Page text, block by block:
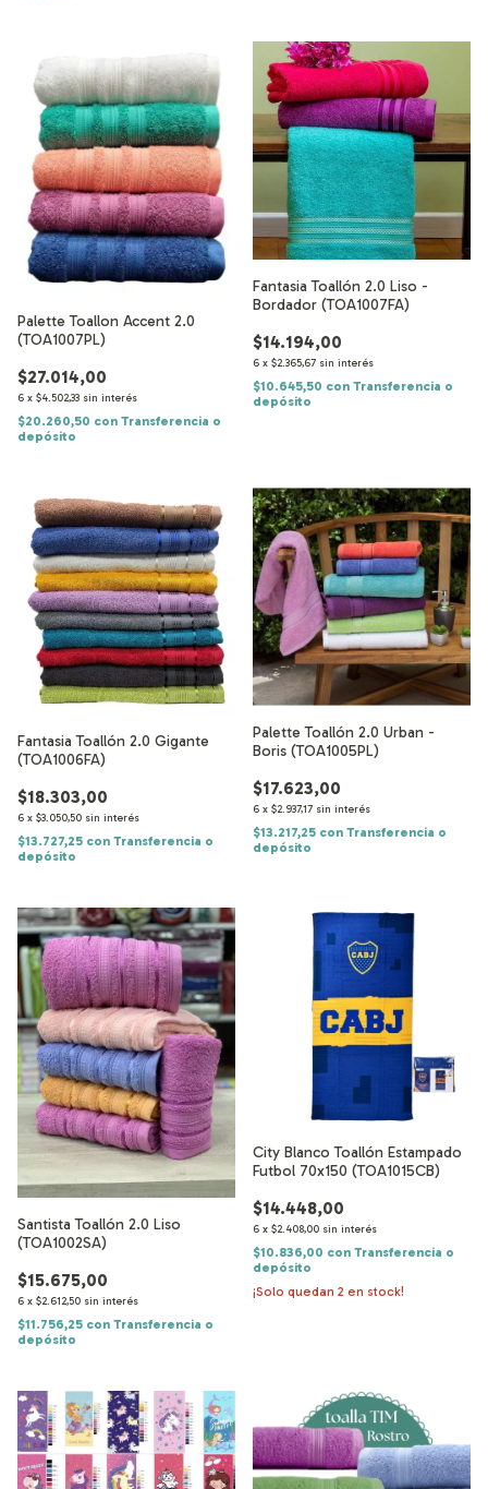
Palette Toallon Accent 2.0
(TOA1007PL)
$27.014,00
6 x $4.502,33 sin interés
$20.260,50 con Transferencia o
depósito
Fantasia Toallón 2.0 Liso -
Bordador (TOA1007FA)
$14.194,00
6 x $2.365,67 sin interés
$10.645,50 con Transferencia o
depósito
Fantasia Toallón 2.0 Gigante
(TOA1006FA)
$18.303,00
6 x $3.050,50 sin interés
$13.727,25 con Transferencia o
depósito
Palette Toallón 2.0 Urban -
Boris (TOA1005PL)
$17.623,00
6 x $2.937,17 sin interés
$13.217,25 con Transferencia o
depósito
Santista Toallón 2.0 Liso
(TOA1002SA)
$15.675,00
6 x $2.612,50 sin interés
$11.756,25 con Transferencia o
depósito
City Blanco Toallón Estampado
Futbol 70x150 (TOA1015CB)
$14.448,00
6 x $2.408,00 sin interés
$10.836,00 con Transferencia o
depósito
¡Solo quedan 2 en stock!